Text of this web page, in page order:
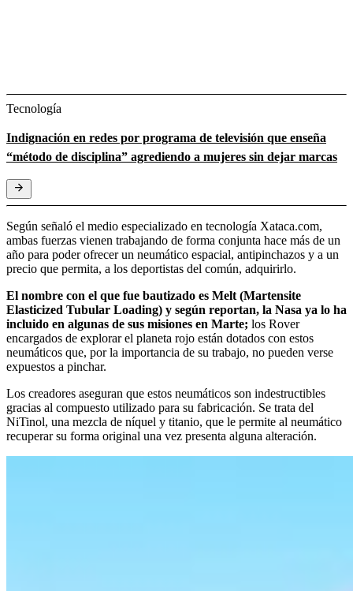
Tecnología
Indignación en redes por programa de televisión que enseña
“método de disciplina” agrediendo a mujeres sin dejar marcas
Según señaló el medio especializado en tecnología Xataca.com,
ambas fuerzas vienen trabajando de forma conjunta hace más de un
año para poder ofrecer un neumático espacial, antipinchazos y a un
precio que permita, a los deportistas del común, adquirirlo.
El nombre con el que fue bautizado es Melt (Martensite
Elasticized Tubular Loading) y según reportan, la Nasa ya lo ha
incluido en algunas de sus misiones en Marte; los Rover
encargados de explorar el planeta rojo están dotados con estos
neumáticos que, por la importancia de su trabajo, no pueden verse
expuestos a pinchar.
Los creadores aseguran que estos neumáticos son indestructibles
gracias al compuesto utilizado para su fabricación. Se trata del
NiTinol, una mezcla de níquel y titanio, que le permite al neumático
recuperar su forma original una vez presenta alguna alteración.